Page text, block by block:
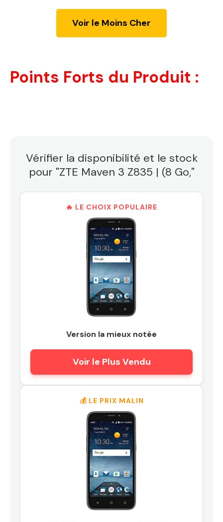
Voir le Moins Cher
Points Forts du Produit :
Vérifier la disponibilité et le stock
pour "ZTE Maven 3 Z835 | (8 Go,"
🔥 LE CHOIX POPULAIRE
Version la mieux notée
Voir le Plus Vendu
💰 LE PRIX MALIN